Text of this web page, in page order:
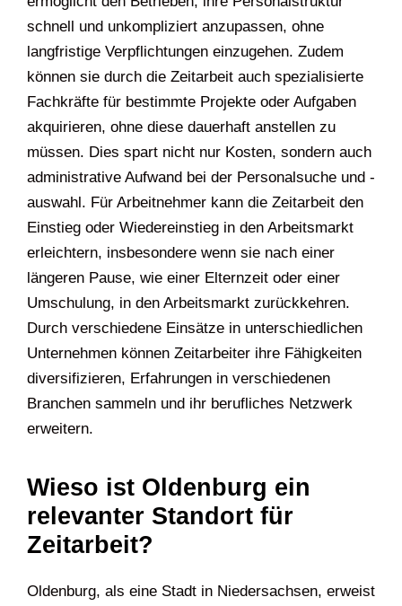
schnell und unkompliziert anzupassen, ohne
langfristige Verpflichtungen einzugehen. Zudem
können sie durch die Zeitarbeit auch spezialisierte
Fachkräfte für bestimmte Projekte oder Aufgaben
akquirieren, ohne diese dauerhaft anstellen zu
müssen. Dies spart nicht nur Kosten, sondern auch
administrative Aufwand bei der Personalsuche und -
auswahl. Für Arbeitnehmer kann die Zeitarbeit den
Einstieg oder Wiedereinstieg in den Arbeitsmarkt
erleichtern, insbesondere wenn sie nach einer
längeren Pause, wie einer Elternzeit oder einer
Umschulung, in den Arbeitsmarkt zurückkehren.
Durch verschiedene Einsätze in unterschiedlichen
Unternehmen können Zeitarbeiter ihre Fähigkeiten
diversifizieren, Erfahrungen in verschiedenen
Branchen sammeln und ihr berufliches Netzwerk
erweitern.
Wieso ist Oldenburg ein
relevanter Standort für
Zeitarbeit?
Oldenburg, als eine Stadt in Niedersachsen, erweist